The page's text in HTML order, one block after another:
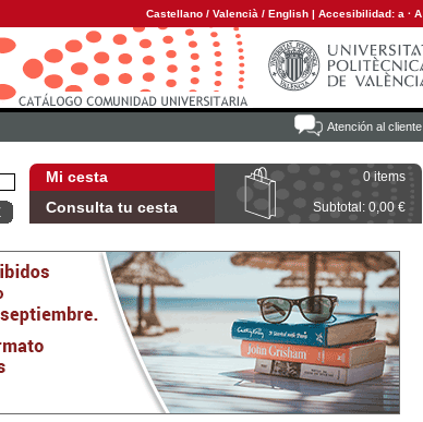
Castellano / Valencià / English | Accesibilidad: a · A
Atención al cliente
Mi cesta 0 items
Consulta tu cesta Subtotal: 0,00 €